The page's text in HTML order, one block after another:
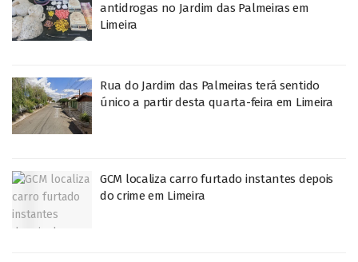
antidrogas no Jardim das Palmeiras em
Limeira
Rua do Jardim das Palmeiras terá sentido
único a partir desta quarta-feira em Limeira
GCM localiza carro furtado instantes depois
do crime em Limeira